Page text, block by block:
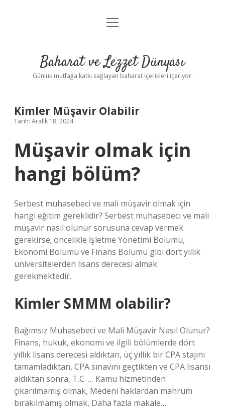
Anasayfa
Yasal Uyarı
menüyü
Baharat ve Lezzet Dünyası
Günlük mutfağa katkı sağlayan baharat içerikleri içeriyor.
Kimler Müşavir Olabilir
Tarih: Aralık 18, 2024
Müşavir olmak için
hangi bölüm?
Serbest muhasebeci ve mali müşavir olmak için
hangi eğitim gereklidir? Serbest muhasebeci ve mali
müşavir nasıl olunur sorusuna cevap vermek
gerekirse; öncelikle İşletme Yönetimi Bölümü,
Ekonomi Bölümü ve Finans Bölümü gibi dört yıllık
üniversitelerden lisans derecesi almak
gerekmektedir.
Kimler SMMM olabilir?
Bağımsız Muhasebeci ve Mali Müşavir Nasıl Olunur?
Finans, hukuk, ekonomi ve ilgili bölümlerde dört
yıllık lisans derecesi aldıktan, üç yıllık bir CPA stajını
tamamladıktan, CPA sınavını geçtikten ve CPA lisansı
aldıktan sonra, T.C. … Kamu hizmetinden
çıkarılmamış olmak, Medeni haklardan mahrum
bırakılmamış olmak, Daha fazla makale…